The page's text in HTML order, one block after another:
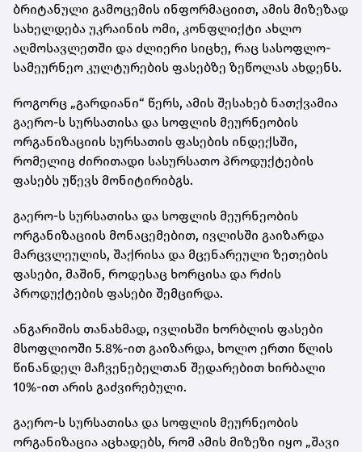
ბრიტანული გამოცემის ინფორმაციით, ამის მიზეზად
სახელდება უკრაინის ომი, კონფლიქტი ახლო
აღმოსავლეთში და ძლიერი სიცხე, რაც სასოფლო-
სამეურნეო კულტურების ფასებზე ზეწოლას ახდენს.
როგორც „გარდიანი“ წერს, ამის შესახებ ნათქვამია
გაერო-ს სურსათისა და სოფლის მეურნეობის
ორგანიზაციის სურსათის ფასების ინდექსში,
რომელიც ძირითადი სასურსათო პროდუქტების
ფასებს უწევს მონიტირიბგს.
გაერო-ს სურსათისა და სოფლის მეურნეობის
ორგანიზაციის მონაცემებით, ივლისში გაიზარდა
მარცვლეულის, შაქრისა და მცენარეული ზეთების
ფასები, მაშინ, როდესაც ხორცისა და რძის
პროდუქტების ფასები შემცირდა.
ანგარიშის თანახმად, ივლისში ხორბლის ფასები
მსოფლიოში 5.8%-ით გაიზარდა, ხოლო ერთი წლის
წინანდელ მაჩვენებელთან შედარებით ხირბალი
10%-ით არის გაძვირებული.
გაერო-ს სურსათისა და სოფლის მეურნეობის
ორგანიზაცია აცხადებს, რომ ამის მიზეზი იყო „შავი